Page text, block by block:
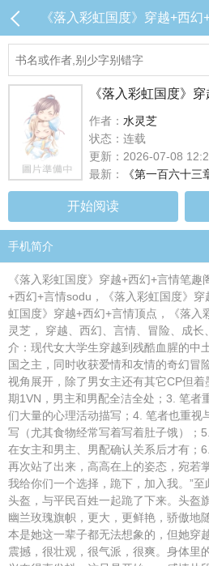
《落入彩虹国度》
作者： 水灵芝
状态：连载
更新：2026-07-08
最新：
《第一百六十三
开始阅读
手机简介
《落入彩虹国度》穿越+西幻+言情笔
+西幻+言情sodu，《落入彩虹国度》
虹国度》穿越+西幻+言情顶点，《落入
灵芝， 穿越、西幻、言情、冒险、成
介：现代女大学生穿越到残酷血腥的中
国之主，同时收获爱情和友情的奇幻冒
视角展开，除了男女主还有其它CP但
期1VN，男主和男配全洁全处；3. 笔者
们大量的心理活动描写；4. 笔者也重视
写（尤其食物经常写着写着肚子饿）；
在女主和男主、男配确认关系后才有；
再次站了出来，高高在上的姿态，宛若
我给你们一个选择，跪下，加入我。”
头盔，与平民百姓一起跪了下来。头盔
幽兰玫瑰旗帜，更大，更鲜艳，骄傲地
本是她这一辈子都无法想象的，但她
震撼，很壮观，很气派，很爽。身体里